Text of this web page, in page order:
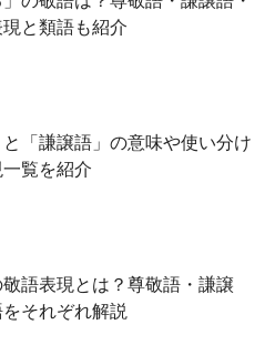
と類語も紹介
と「謙譲語」の意味や使い分け
覧を紹介
敬語表現とは？尊敬語・謙譲
それぞれ解説